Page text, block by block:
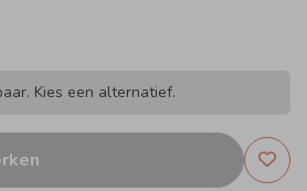
Kies een alternatief.